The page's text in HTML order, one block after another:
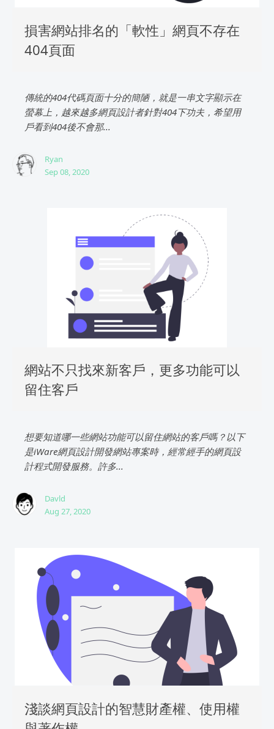
損害網站排名的「軟性」網頁不存在
404頁面
傳統的404代碼頁面十分的簡陋，就是一串文字顯示在
螢幕上，越來越多網頁設計者針對404下功夫，希望用
戶看到404後不會那...
Ryan
Sep 08, 2020
網站不只找來新客戶，更多功能可以
留住客戶
想要知道哪一些網站功能可以留住網站的客戶嗎？以下
是iWare網頁設計開發網站專案時，經常經手的網頁設
計程式開發服務。許多...
Davld
Aug 27, 2020
淺談網頁設計的智慧財產權、使用權